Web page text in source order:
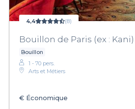
4,4 (8)
Bouillon de Paris (ex : Kani)
Bouillon
1 - 70 pers.
Arts et Métiers
€ Économique